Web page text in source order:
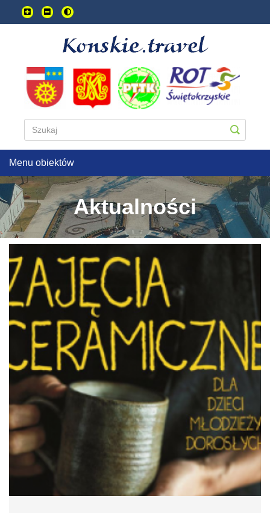
Przejdź
do
głownej
Menu obiektów
Aktualności